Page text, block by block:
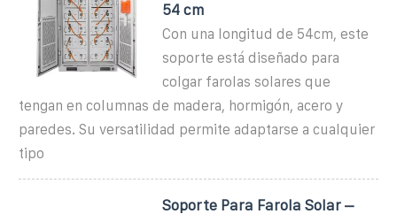
54 cm
Con una longitud de 54cm, este
soporte está diseñado para
colgar farolas solares que
tengan en columnas de madera, hormigón, acero y
paredes. Su versatilidad permite adaptarse a cualquier
tipo
Soporte Para Farola Solar –